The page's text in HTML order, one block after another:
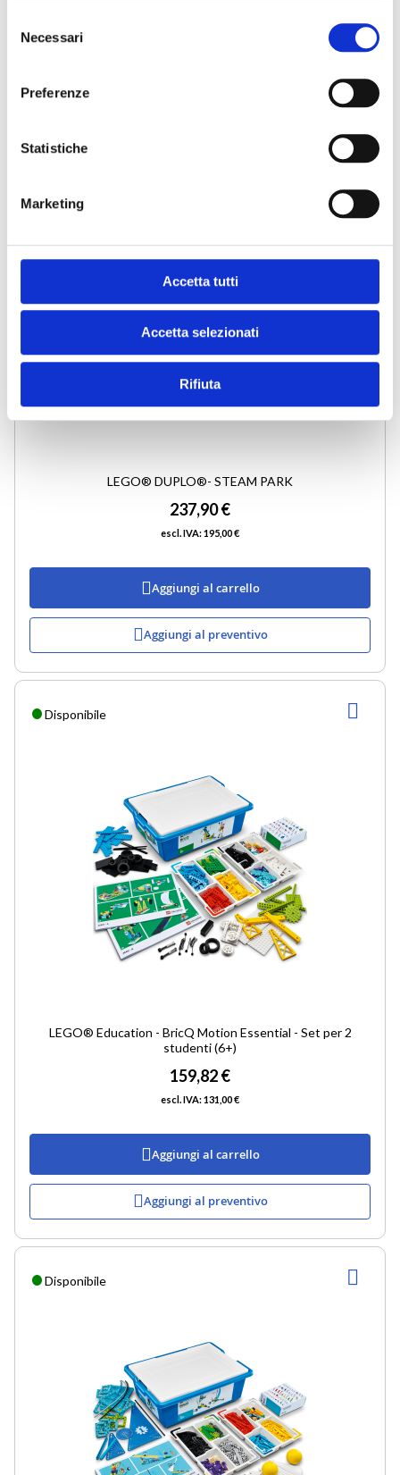
delNecessari
Preferenze
Statistiche
Marketing
Accetta tutti
Accetta selezionati
Rifiuta
LEGO® DUPLO®- STEAM PARK
237,90 €
195,00 €
Aggiungi al carrello
Aggiungi al preventivo
ALLA
Disponibile
LEGO® Education - BricQ Motion Essential - Set per 2
studenti (6+)
159,82 €
131,00 €
Aggiungi al carrello
Aggiungi al preventivo
Disponibile